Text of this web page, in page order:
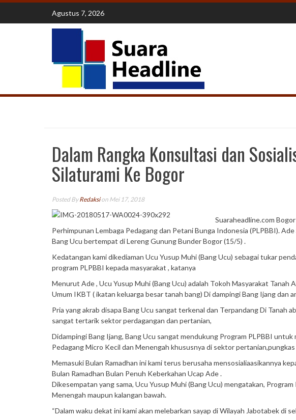
Skip
content
Agustus 7, 2026
Dalam Rangka Konsultasi dan
Silaturami Ke Bogor
Posted ByRedaksion Mei 17, 2018
Suaraheadline.com
Perhimpunan Lembaga Pedagang dan Petani Bunga Indonesia (PLPBBI).
Bang Ucu bertempat di Lereng Gunung Bunder Bogor (15/5) .
Kedatangan kami dikediaman Ucu Yusup Muhi (Bang Ucu) sebagai tukar
program PLPBBI kepada masyarakat , katanya
Menurut Ade , Ucu Yusup Muhi (Bang Ucu) adalah Tokoh Masyarakat
Umum IKBT ( ikatan keluarga besar tanah bang) Di dampingi Bang Ijang dan
Pria yang akrab disapa Bang Ucu sangat terkenal dan Terpandang Di Tanah
sangat tertarik sektor perdagangan dan pertanian,
Didampingi Bang Ijang, Bang Ucu sangat mendukung Program PLPBBI
Pedagang Micro Kecil dan Menengah khususnya di sektor
Memasuki Bulan Ramadhan ini kami terus berusaha mensosialiaasikannya
Bulan Ramadhan Bulan Penuh Keberkahan Ucap Ade .
Dikesempatan yang sama, Ucu Yusup Muhi (Bang Ucu) mengatakan,
Menengah maupun kalangan bawah.
“Dalam waku dekat ini kami akan melebarkan sayap di Wilayah Jabotabek di